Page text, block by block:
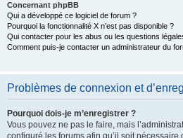
Concernant phpBB
Qui a développé ce logiciel de forum ?
Pourquoi la fonctionnalité X n’est pas disponible ?
Qui contacter pour les abus ou les questions
Comment puis-je contacter un administrateur du
Problèmes de connexion et
Pourquoi dois-je m’enregistrer ?
Vous pouvez ne pas le faire, mais
configuré les forums afin qu’il soit nécessaire